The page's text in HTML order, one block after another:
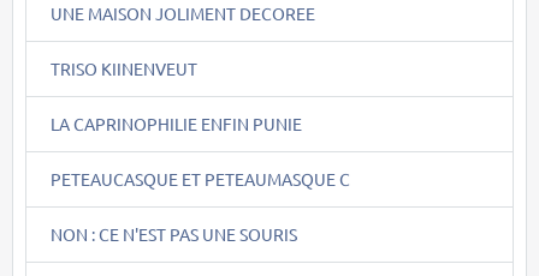
UNE MAISON JOLIMENT DECOREE
TRISO KIINENVEUT
LA CAPRINOPHILIE ENFIN PUNIE
PETEAUCASQUE ET PETEAUMASQUE C
NON : CE N'EST PAS UNE SOURIS